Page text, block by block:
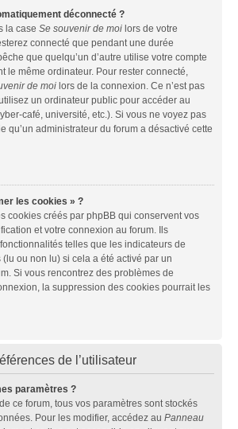
déconnecté ?
la case Se souvenir de moi lors de votre
connecté que pendant une durée
que quelqu’un d’autre utilise votre compte
le même ordinateur. Pour rester connecté,
de moi lors de la connexion. Ce n’est pas
un ordinateur public pour accéder au
café, université, etc.). Si vous ne voyez pas
qu’un administrateur du forum a désactivé cette
les cookies » ?
cookies créés par phpBB qui conservent vos
et votre connexion au forum. Ils
telles que les indicateurs de
ou non lu) si cela a été activé par un
Si vous rencontrez des problèmes de
la suppression des cookies pourrait les
de l’utilisateur
paramètres ?
ce forum, tous vos paramètres sont stockés
Pour les modifier, accédez au Panneau